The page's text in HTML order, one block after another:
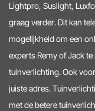
Lightpro, Suslight,
graag verder. Dit kan
mogelijkheid om een
experts Remy of Jack
tuinverlichting. Ook
juiste adres.
met de betere